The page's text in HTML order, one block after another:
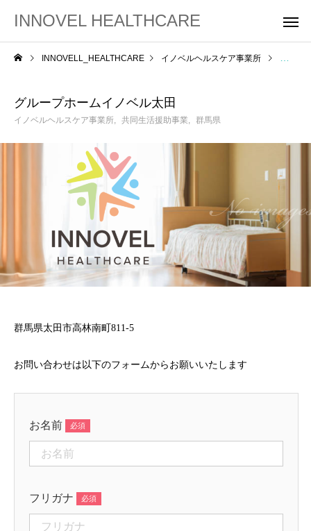
INNOVEL HEALTHCARE
INNOVELL_HEALTHCARE イノベルヘルスケア事業所 グルー
グループホームイノベル太田
イノベルヘルスケア事業所 共同生活援助事業 群馬県
群馬県太田市高林南町811-5
お問い合わせは以下のフォームからお願いいたします
お名前
フリガナ